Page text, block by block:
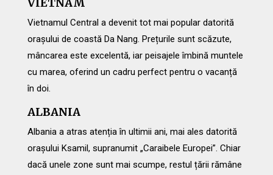
Vietnamul Central a devenit tot mai popular datorită
orașului de coastă Da Nang. Prețurile sunt scăzute,
mâncarea este excelentă, iar peisajele îmbină muntele
cu marea, oferind un cadru perfect pentru o vacanță
în doi.
ALBANIA
Albania a atras atenția în ultimii ani, mai ales datorită
orașului Ksamil, supranumit „Caraibele Europei”. Chiar
dacă unele zone sunt mai scumpe, restul țării rămâne